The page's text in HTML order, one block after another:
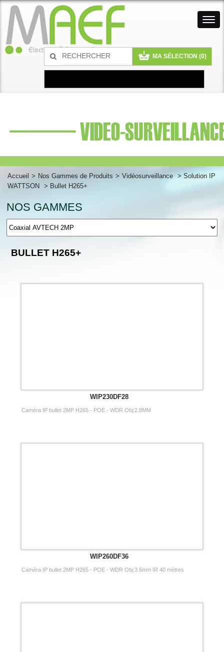
MA SÉLECTION (0)
Accueil > Nos Gammes de Produits > Vidéosurveillance > Solution IP
WATTSON
> Bullet H265+
NOS GAMMES
BULLET H265+
WIP230DF28
Caméra IP bullet 2MP H265 - POE - WDR Obj:2.8MM
WIP260DF36
Caméra IP bullet 2MP H265 - POE - WDR Obj:3.6mm IR 40 mètres